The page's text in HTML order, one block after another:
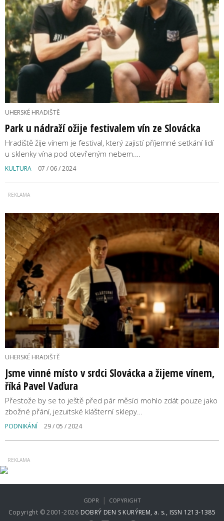
UHERSKÉ HRADIŠTĚ
Park u nádraží ožije festivalem vín ze Slovácka
Hradiště žije vínem je festival, který zajistí příjemné setkání lidí
u sklenky vína pod otevřeným nebem.…
KULTURA 07 / 06 / 2024
UHERSKÉ HRADIŠTĚ
Jsme vinné místo v srdci Slovácka a žijeme vínem,
říká Pavel Vaďura
Přestože by se to ještě před pár měsíci mohlo zdát pouze jako
zbožné přání, jezuitské klášterní sklepy…
PODNIKÁNÍ 29 / 05 / 2024
Copyright © 2001-2026 DOBRÝ DEN S KURÝREM, a. s., ISSN 1213-1385
GDPR | COPYRIGHT